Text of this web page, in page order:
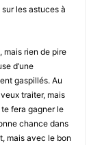
les astuces à
mais rien de pire
d’une
gaspillés. Au
traiter, mais
fera gagner le
chance dans
mais avec le bon